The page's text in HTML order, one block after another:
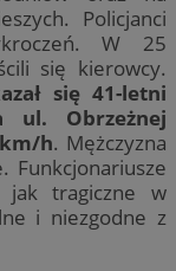
Policjanci
W 25
się kierowcy.
się 41-letni
ul. Obrzeżnej
h. Mężczyzna
Funkcjonariusze
jak tragiczne w
i niezgodne z